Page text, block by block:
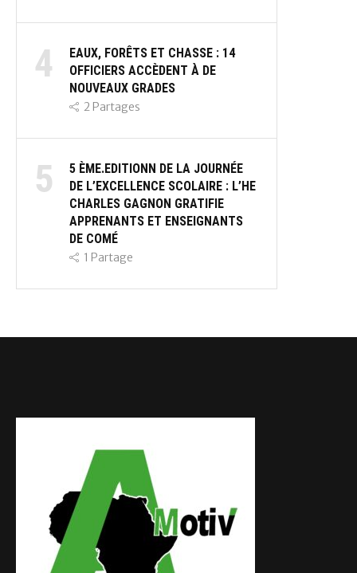
4
EAUX, FORÊTS ET CHASSE : 14
OFFICIERS ACCÈDENT À DE
NOUVEAUX GRADES
2 Partages
5
5 ÈME.EDITIONN DE LA JOURNÉE
DE L’EXCELLENCE SCOLAIRE : L’HE
CHARLES GAGNON GRATIFIE
APPRENANTS ET ENSEIGNANTS
DE COMÉ
1 Partage